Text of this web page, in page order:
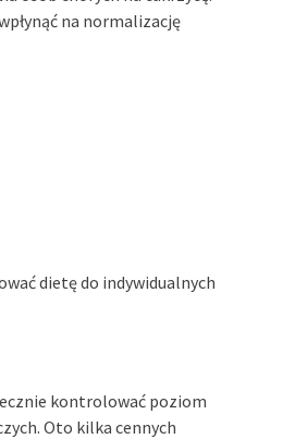
na normalizację
dietę do indywidualnych
kontrolować poziom
Oto kilka cennych